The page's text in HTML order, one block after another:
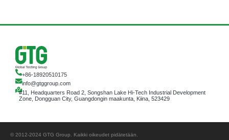
+86-18920510175
info@gtggroup.com
#11, Headquarters Road 2, Songshan Lake Hi-Tech Industrial Development
Zone, Dongguan City, Guangdongin maakunta, Kiina, 523429
© 2012-2024 GTG Group. Kaikki oikeudet pidätetään.